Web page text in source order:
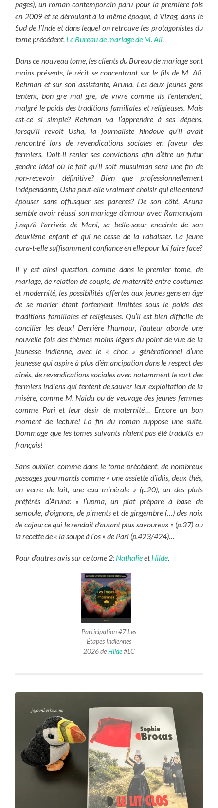
pages), un roman contemporain paru pour la première fois
en 2009 et se déroulant à la même époque, à Vizag, dans le
Sud de l’Inde etdans lequel on retrouve les protagonistes du
tome précédent, Le Bureau de mariage de M. Ali.
Dans ce nouveau tome, les clients du Bureau de mariage sont
moins présents, le récit se concentrant sur le fils de M. Ali,
Rehman et sur son assistante, Aruna. Les deux jeunes gens
tentent, bon gré mal gré, de vivre comme ils l’entendent,
malgré le poids des traditions familiales et religieuses. Mais
est-ce si simple? Rehman va l’apprendre à ses dépens,
lorsqu’il revoit Usha, la journaliste hindoue qu’il avait
rencontré lors de revendications sociales en faveur des
fermiers. Doit-il renier ses convictions afin d’être un futur
gendre idéal où le fait qu’il soit musulman sera une fin de
non-recevoir définitive? Bien que professionnellement
indépendante, Usha peut-elle vraiment choisir qui elle entend
épouser sans offusquer ses parents? De son côté, Aruna
semble avoir réussi son mariage d’amour avec Ramanujam
jusqu’à l’arrivée de Mani, sa belle-sœur enceinte de son
deuxième enfant et qui ne cesse de la rabaisser. La jeune
aura-t-elle suffisamment confiance en elle pour lui faire face?
Il y est ainsi question, comme dans le premier tome, de
mariage, de relation de couple, de maternité entre coutumes
et modernité, les possibilités offertes aux jeunes gens en âge
de se marier étant fortement limitées sous le poids des
traditions familiales et religieuses. Qu’il est bien difficile de
concilier les deux! Derrière l’humour, l’auteur aborde une
nouvelle fois des thèmes moins légers du point de vue de la
jeunesse indienne, avec le « choc » générationnel d’une
jeunesse qui aspire à plus d’émancipation dans le respect des
aînés, de revendications sociales avec notamment le sort des
fermiers indiens qui tentent de sauver leur exploitation de la
misère, comme M. Naidu ou de veuvage des jeunes femmes
comme Pari et leur désir de maternité… Encore un bon
moment de lecture! La fin du roman suppose une suite.
Dommage que les tomes suivants n’aient pas été traduits en
français!
Sans oublier, comme dans le tome précédent, de nombreux
passages gourmands comme « une assiette d’idlis, deux thés,
un verre de lait, une eau minérale » (p.20), un des plats
préférés d’Aruna: « l’upma, un plat préparé à base de
semoule, d’oignons, de piments et de gingembre (…) des noix
de cajou; ce qui le rendait d’autant plus savoureux » (p.37) ou
la recette de « la soupe à l’os » de Pari (p.423/424)…
Pour d’autres avis sur ce tome 2: NathalieetHilde.
Participation #7 Les
Étapes Indiennes
2026 deHilde#LC